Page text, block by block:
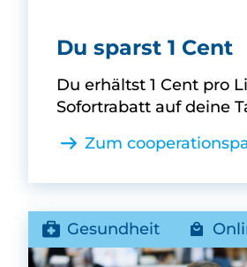
Anton Willer -
Du sparst 1 Cent
Du erhältst 1 Cent pro
Sofortrabatt auf deine
Zum
Gesundheit